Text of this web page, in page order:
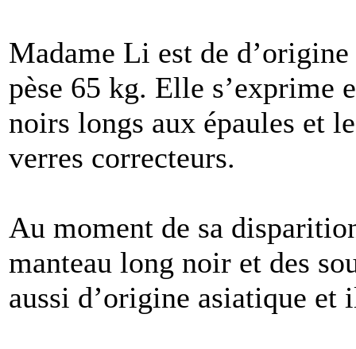
Madame Li est de
pèse 65 kg. Elle s’exprime
noirs longs aux épaules et
verres correcteurs.
Au moment de sa
manteau long noir et des
aussi d’origine asiatique